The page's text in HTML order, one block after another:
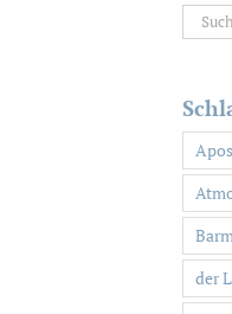
Suche
nach:
der